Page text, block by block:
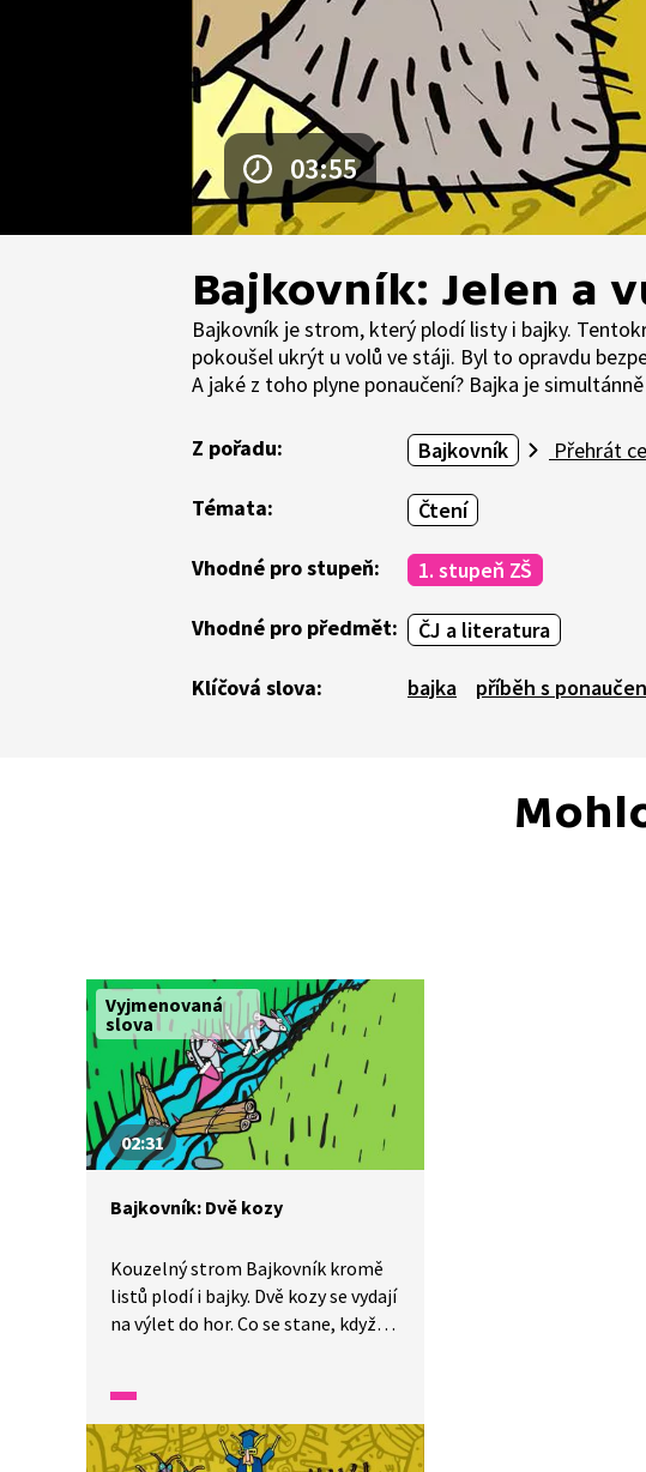
03:55
Bajkovník: Jelen a
Bajkovník je strom, který plodí listy i bajky.
pokoušel ukrýt u volů ve stáji. Byl to opravdu
A jaké z toho plyne ponaučení? Bajka je
Z pořadu: Bajkovník Přehrát
Témata: Čtení
Vhodné pro stupeň: 1. stupeň ZŠ
Vhodné pro předmět: ČJ a literatura
Klíčová slova: bajka příběh s
Vyjmenovaná
slova
02:31
Bajkovník: Dvě kozy
Kouzelný strom Bajkovník kromě
listů plodí i bajky. Dvě kozy se vydají
na výlet do hor. Co se stane, když
simultánně tlumočena
do znakového jazyka.